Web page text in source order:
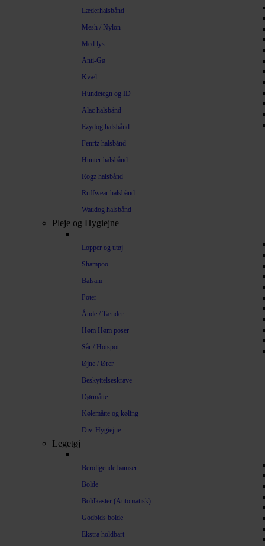
Læderhalsbånd
Mesh / Nylon
Med lys
Anti-Gø
Kvæl
Hundetegn og ID
Alac halsbånd
Ezydog halsbånd
Fenriz halsbånd
Hunter halsbånd
Rogz halsbånd
Ruffwear halsbånd
Waudog halsbånd
Pleje og Hygiejne
Lopper og utøj
Shampoo
Balsam
Poter
Ånde / Tænder
Høm Høm poser
Sår / Hotspot
Øjne / Ører
Beskyttelseskrave
Dørmåtte
Kølemåtte og køling
Div. Hygiejne
Legetøj
Beroligende bamser
Bolde
Boldkaster (Automatisk)
Godbids bolde
Ekstra holdbart